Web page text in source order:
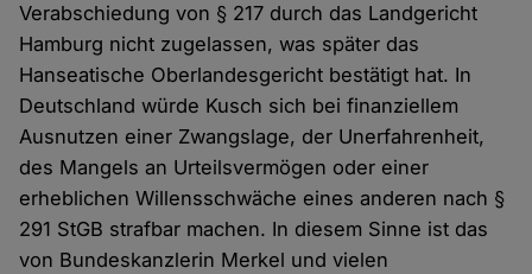
Verabschiedung von § 217 durch das Landgericht
Hamburg nicht zugelassen, was später das
Hanseatische Oberlandesgericht bestätigt hat. In
Deutschland würde Kusch sich bei finanziellem
Ausnutzen einer Zwangslage, der Unerfahrenheit,
des Mangels an Urteilsvermögen oder einer
erheblichen Willensschwäche eines anderen nach §
291 StGB strafbar machen. In diesem Sinne ist das
von Bundeskanzlerin Merkel und vielen